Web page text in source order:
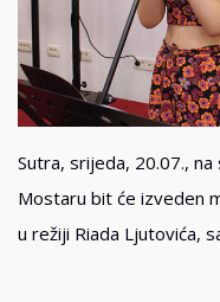
Sutra, srijeda, 20.07.,
Mostaru bit će izveden
u režiji Riada Ljutovića,